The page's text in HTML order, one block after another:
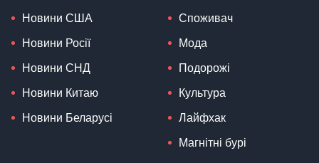
Новини США
Новини Росії
Новини СНД
Новини Китаю
Новини Беларусі
Споживач
Мода
Подорожі
Культура
Лайфхак
Магнітні бурі